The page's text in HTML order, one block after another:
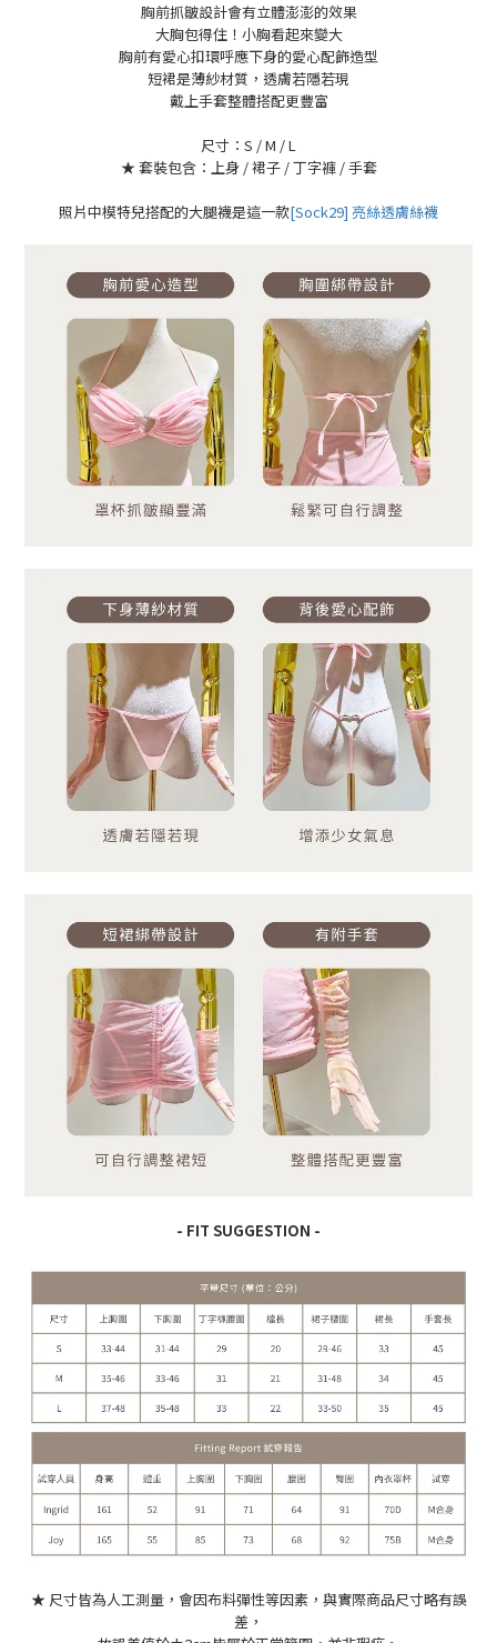
胸前抓皺設計會有立體澎澎的效果
大胸包得住！小胸看起來變大
胸前有愛心扣環呼應下身的愛心配飾造型
短裙是薄紗材質，透膚若隱若現
戴上手套整體搭配更豐富
尺寸：S / M / L
★ 套裝包含：上身 / 裙子 / 丁字褲 / 手套
照片中模特兒搭配的大腿襪是這一款[Sock29] 亮絲透膚絲襪
- FIT SUGGESTION -
★ 尺寸皆為人工測量，會因布料彈性等因素，與實際商品尺寸略有誤
差，